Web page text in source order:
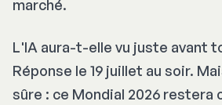
marché.
L'IA aura-t-elle vu juste avant
Réponse le 19 juillet au soir.
sûre : ce Mondial 2026 restera